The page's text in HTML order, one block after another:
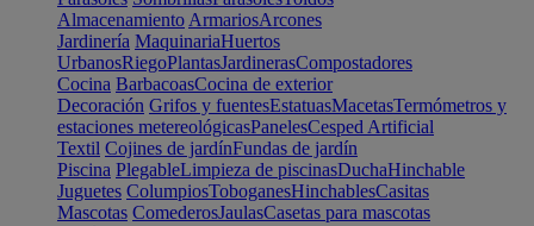
Almacenamiento ArmariosArcones
Jardinería MaquinariaHuertos
UrbanosRiegoPlantasJardinerasCompostadores
Cocina BarbacoasCocina de exterior
Decoración Grifos y fuentesEstatuasMacetasTermómetros y
estaciones metereológicasPanelesCesped Artificial
Textil Cojines de jardínFundas de jardín
Piscina PlegableLimpieza de piscinasDuchaHinchable
Juguetes ColumpiosToboganesHinchablesCasitas
Mascotas ComederosJaulasCasetas para mascotas